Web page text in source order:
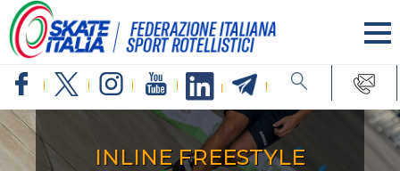
INLINE FREESTYLE